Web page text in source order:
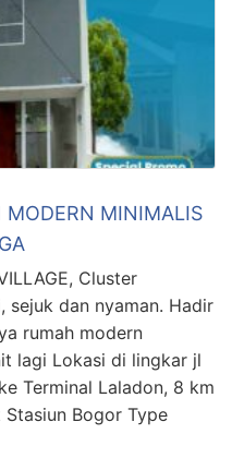
MODERN MINIMALIS
Cluster
sejuk dan nyaman. Hadir
rumah modern
lagi Lokasi di lingkar jl
Terminal Laladon, 8 km
Bogor Type